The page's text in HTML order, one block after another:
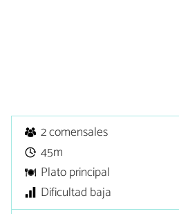
2 comensales
45m
Plato principal
Dificultad baja